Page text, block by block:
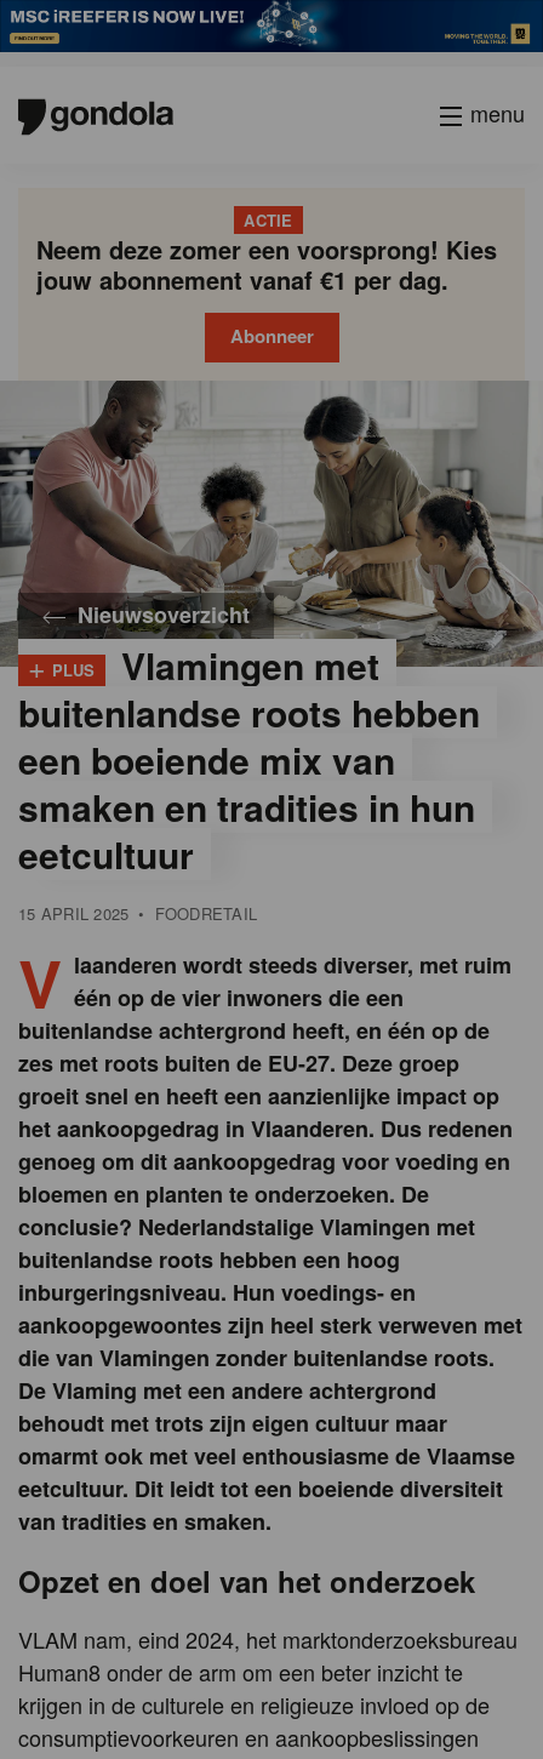
menu
ACTIE
Neem deze zomer een voorsprong! Kies
jouw abonnement vanaf €1 per dag.
Abonneer
Nieuwsoverzicht
+ PLUS
Vlamingen met
buitenlandse roots hebben
een boeiende mix van
smaken en tradities in hun
eetcultuur
15 APRIL 2025 • FOODRETAIL
iStock
V laanderen wordt steeds diverser, met ruim
één op de vier inwoners die een
buitenlandse achtergrond heeft, en één op de
zes met roots buiten de EU-27. Deze groep
groeit snel en heeft een aanzienlijke impact op
het aankoopgedrag in Vlaanderen. Dus redenen
genoeg om dit aankoopgedrag voor voeding en
bloemen en planten te onderzoeken. De
conclusie? Nederlandstalige Vlamingen met
buitenlandse roots hebben een hoog
inburgeringsniveau. Hun voedings- en
aankoopgewoontes zijn heel sterk verweven met
die van Vlamingen zonder buitenlandse roots.
De Vlaming met een andere achtergrond
behoudt met trots zijn eigen cultuur maar
omarmt ook met veel enthousiasme de Vlaamse
eetcultuur. Dit leidt tot een boeiende diversiteit
van tradities en smaken.
Opzet en doel van het onderzoek
VLAM nam, eind 2024, het marktonderzoeksbureau
Human8 onder de arm om een beter inzicht te
krijgen in de culturele en religieuze invloed op de
consumptievoorkeuren en aankoopbeslissingen
academy